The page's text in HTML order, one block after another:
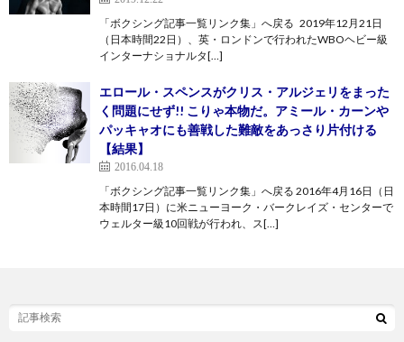
「ボクシング記事一覧リンク集」へ戻る 2019年12月21日
（日本時間22日）、英・ロンドンで行われたWBOヘビー級
インターナショナルタ[…]
エロール・スペンスがクリス・アルジェリをまった
く問題にせず!! こりゃ本物だ。アミール・カーンや
パッキャオにも善戦した難敵をあっさり片付ける
【結果】
2016.04.18
「ボクシング記事一覧リンク集」へ戻る 2016年4月16日（日
本時間17日）に米ニューヨーク・バークレイズ・センターで
ウェルター級10回戦が行われ、ス[…]